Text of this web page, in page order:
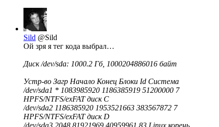
Sild @Sild
Ой зря я тег кода выбрал…
Диск /dev/sda: 1000.2 Гб, 1000204886016 байт
Устр-во Загр Начало Конец Блоки Id Система
/dev/sda1 * 1083985920 1186385919 51200000 7
HPFS/NTFS/exFAT диск C
/dev/sda2 1186385920 1953521663 383567872 7
HPFS/NTFS/exFAT диск D
/dev/sda3 2048 81921969 40959961 83 Linux корень